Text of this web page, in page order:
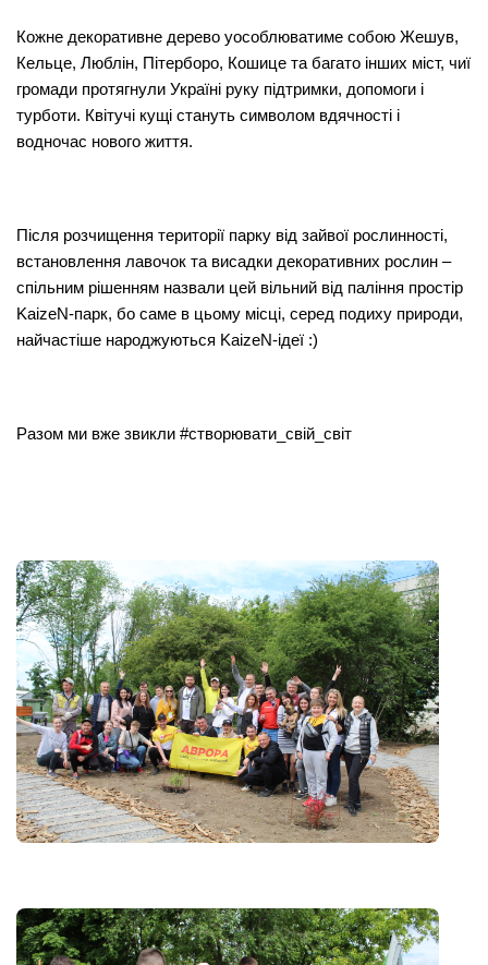
Кожне декоративне дерево уособлюватиме собою Жешув,
Кельце, Люблін, Пітерборо, Кошице та багато інших міст, чиї
громади протягнули Україні руку підтримки, допомоги і
турботи. Квітучі кущі стануть символом вдячності і
водночас нового життя.
Після розчищення території парку від зайвої рослинності,
встановлення лавочок та висадки декоративних рослин –
спільним рішенням назвали цей вільний від паління простір
KaizeN-парк, бо саме в цьому місці, серед подиху природи,
найчастіше народжуються KaizeN-ідеї :)
Разом ми вже звикли #створювати_свій_світ